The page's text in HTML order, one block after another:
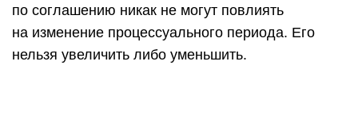
по соглашению никак не могут повлиять
на изменение процессуального периода. Его
нельзя увеличить либо уменьшить.